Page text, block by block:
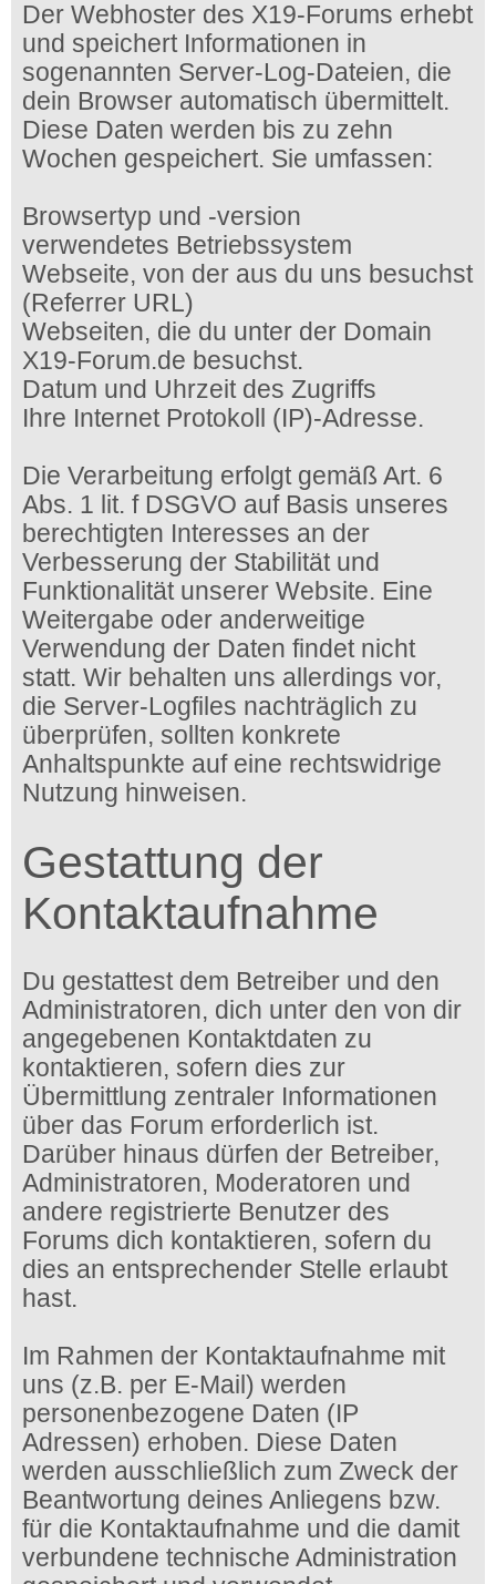
Der Webhoster des X19-Forums erhebt
und speichert Informationen in
sogenannten Server-Log-Dateien, die
dein Browser automatisch übermittelt.
Diese Daten werden bis zu zehn
Wochen gespeichert. Sie umfassen:
Browsertyp und -version
verwendetes Betriebssystem
Webseite, von der aus du uns besuchst
(Referrer URL)
Webseiten, die du unter der Domain
X19-Forum.de besuchst.
Datum und Uhrzeit des Zugriffs
Ihre Internet Protokoll (IP)-Adresse.
Die Verarbeitung erfolgt gemäß Art. 6
Abs. 1 lit. f DSGVO auf Basis unseres
berechtigten Interesses an der
Verbesserung der Stabilität und
Funktionalität unserer Website. Eine
Weitergabe oder anderweitige
Verwendung der Daten findet nicht
statt. Wir behalten uns allerdings vor,
die Server-Logfiles nachträglich zu
überprüfen, sollten konkrete
Anhaltspunkte auf eine rechtswidrige
Nutzung hinweisen.
Gestattung der
Kontaktaufnahme
Du gestattest dem Betreiber und den
Administratoren, dich unter den von dir
angegebenen Kontaktdaten zu
kontaktieren, sofern dies zur
Übermittlung zentraler Informationen
über das Forum erforderlich ist.
Darüber hinaus dürfen der Betreiber,
Administratoren, Moderatoren und
andere registrierte Benutzer des
Forums dich kontaktieren, sofern du
dies an entsprechender Stelle erlaubt
hast.
Im Rahmen der Kontaktaufnahme mit
uns (z.B. per E-Mail) werden
personenbezogene Daten (IP
Adressen) erhoben. Diese Daten
werden ausschließlich zum Zweck der
Beantwortung deines Anliegens bzw.
für die Kontaktaufnahme und die damit
verbundene technische Administration